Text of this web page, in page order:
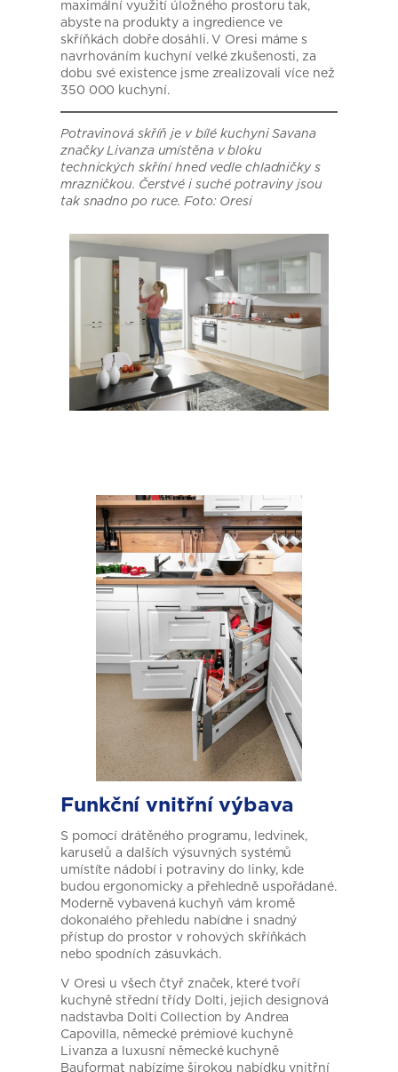
maximální využití úložného prostoru tak,
abyste na produkty a ingredience ve
skříňkách dobře dosáhli. V Oresi máme s
navrhováním kuchyní velké zkušenosti, za
dobu své existence jsme zrealizovali více než
350 000 kuchyní.
Potravinová skříň je v bílé kuchyni Savana
značky Livanza umístěna v bloku
technických skříní hned vedle chladničky s
mrazničkou. Čerstvé i suché potraviny jsou
tak snadno po ruce. Foto: Oresi
Funkční vnitřní výbava
S pomocí drátěného programu, ledvinek,
karuselů a dalších výsuvných systémů
umístíte nádobí i potraviny do linky, kde
budou ergonomicky a přehledně uspořádané.
Moderně vybavená kuchyň vám kromě
dokonalého přehledu nabídne i snadný
přístup do prostor v rohových skříňkách
nebo spodních zásuvkách.
V Oresi u všech čtyř značek, které tvoří
kuchyně střední třídy Dolti, jejich designová
nadstavba Dolti Collection by Andrea
Capovilla, německé prémiové kuchyně
Livanza a luxusní německé kuchyně
Bauformat nabízíme širokou nabídku vnitřní